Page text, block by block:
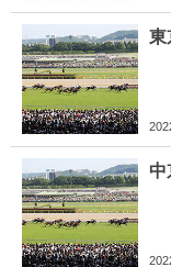
東
中